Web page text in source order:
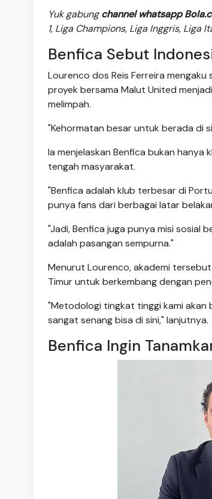
Yuk gabungchannel whatsapp
1, Liga Champions, Liga Inggris, Liga
Benfica Sebut
Lourenco dos Reis Ferreira
proyek bersama Malut United
melimpah.
"Kehormatan besar untuk berada di
Ia menjelaskan Benfica bukan hanya
tengah masyarakat.
"Benfica adalah klub terbesar di
punya fans dari berbagai latar
"Jadi, Benfica juga punya misi sosial
adalah pasangan sempurna."
Menurut Lourenco, akademi
Timur untuk berkembang dengan
"Metodologi tingkat tinggi kami
sangat senang bisa di sini," lanjutnya.
Benfica Ingin